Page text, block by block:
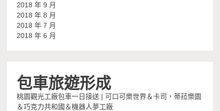
2018 年 9 月
2018 年 8 月
2018 年 7 月
2018 年 6 月
包車旅遊形成
桃園觀光工廠包車一日接送 | 可口可樂世界＆卡司，蒂菈樂園
＆巧克力共和國＆機器人夢工廠